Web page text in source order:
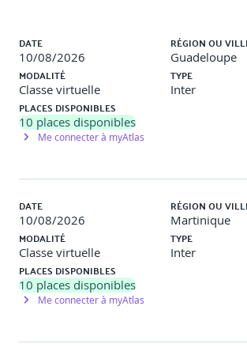
Quiz terminologique et validation des
6. Synthèse et mise en pratique
Récapitulatif des principes fondamentaux
Autoévaluation
DATE
10/08/2026
RÉGION OU
Guadeloupe
MODALITÉ
Classe virtuelle
TYPE
Inter
PLACES DISPONIBLES
10 places disponibles
Me connecter à myAtlas
DATE
10/08/2026
RÉGION OU
Martinique
MODALITÉ
Classe virtuelle
TYPE
Inter
PLACES DISPONIBLES
10 places disponibles
Me connecter à myAtlas